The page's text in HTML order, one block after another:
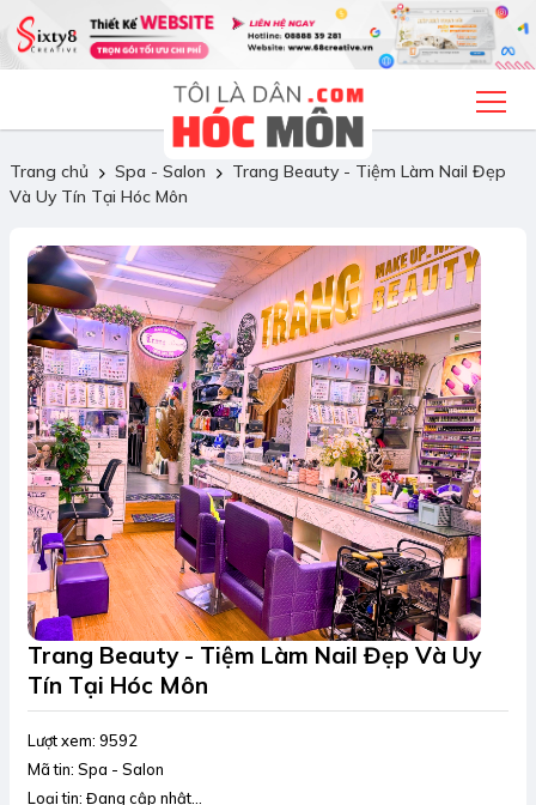
Trang chủ Spa - Salon
Trang Beauty - Tiệm Làm Nail Đẹp
Và Uy Tín Tại Hóc Môn
Trang Beauty - Tiệm Làm Nail Đẹp Và Uy
Tín Tại Hóc Môn
Lượt xem: 9592
Mã tin: Spa - Salon
Loại tin: Đang cập nhật...